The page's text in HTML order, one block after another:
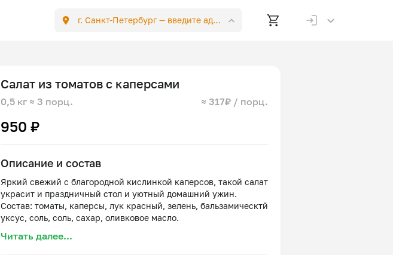
г. Санкт-Петербург —введите адрес
Салат из томатов с каперсами
0,5 кг ≈ 3 порц. ≈ 317₽ / порц.
950 ₽
Описание и состав
Яркий свежий с благородной кислинкой каперсов, такой салат
украсит и праздничный стол и уютный домашний ужин.
Состав: томаты, каперсы, лук красный, зелень, бальзамическтй
Читать далее...